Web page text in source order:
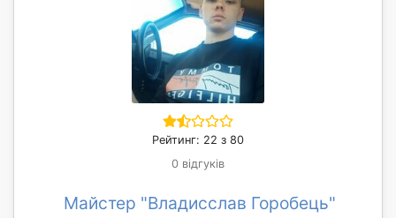
Рейтинг: 22 з 80
0 відгуків
Майстер "Владисслав Горобець"